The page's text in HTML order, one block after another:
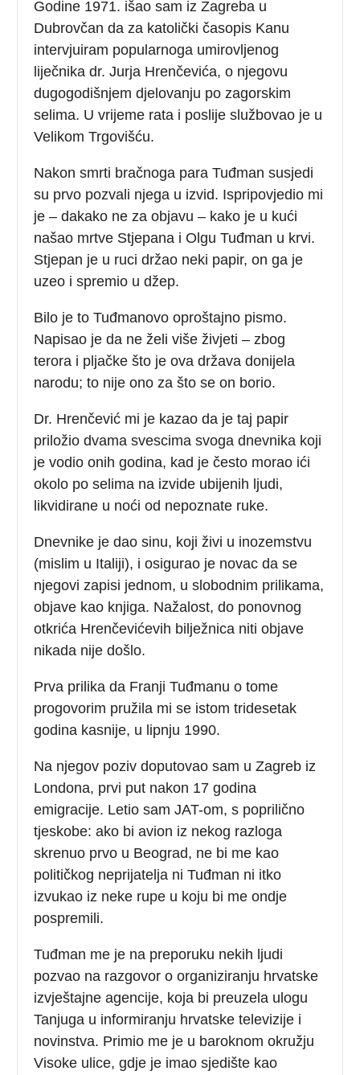
Godine 1971. išao sam iz Zagreba u
Dubrovčan da za katolički časopis Kanu
intervjuiram popularnoga umirovljenog
liječnika dr. Jurja Hrenčevića, o njegovu
dugogodišnjem djelovanju po zagorskim
selima. U vrijeme rata i poslije službovao je u
Velikom Trgovišću.
Nakon smrti bračnoga para Tuđman susjedi
su prvo pozvali njega u izvid. Ispripovjedio mi
je – dakako ne za objavu – kako je u kući
našao mrtve Stjepana i Olgu Tuđman u krvi.
Stjepan je u ruci držao neki papir, on ga je
uzeo i spremio u džep.
Bilo je to Tuđmanovo oproštajno pismo.
Napisao je da ne želi više živjeti – zbog
terora i pljačke što je ova država donijela
narodu; to nije ono za što se on borio.
Dr. Hrenčević mi je kazao da je taj papir
priložio dvama svescima svoga dnevnika koji
je vodio onih godina, kad je često morao ići
okolo po selima na izvide ubijenih ljudi,
likvidirane u noći od nepoznate ruke.
Dnevnike je dao sinu, koji živi u inozemstvu
(mislim u Italiji), i osigurao je novac da se
njegovi zapisi jednom, u slobodnim prilikama,
objave kao knjiga. Nažalost, do ponovnog
otkrića Hrenčevićevih bilježnica niti objave
nikada nije došlo.
Prva prilika da Franji Tuđmanu o tome
progovorim pružila mi se istom tridesetak
godina kasnije, u lipnju 1990.
Na njegov poziv doputovao sam u Zagreb iz
Londona, prvi put nakon 17 godina
emigracije. Letio sam JAT-om, s poprilično
tjeskobe: ako bi avion iz nekog razloga
skrenuo prvo u Beograd, ne bi me kao
političkog neprijatelja ni Tuđman ni itko
izvukao iz neke rupe u koju bi me ondje
pospremili.
Tuđman me je na preporuku nekih ljudi
pozvao na razgovor o organiziranju hrvatske
izvještajne agencije, koja bi preuzela ulogu
Tanjuga u informiranju hrvatske televizije i
novinstva. Primio me je u baroknom okružju
Visoke ulice, gdje je imao sjedište kao